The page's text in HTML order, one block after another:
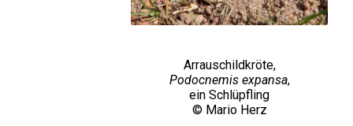
Arrauschildkröte,
Podocnemis expansa,
ein Schlüpfling
© Mario Herz